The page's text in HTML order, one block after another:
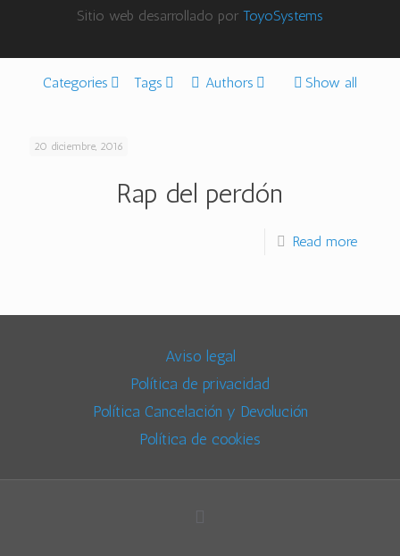
Sitio web desarrollado por ToyoSystems
Categories Tags Authors Show all
20 diciembre, 2016
Rap del perdón
Read more
Aviso legal
Política de privacidad
Política Cancelación y Devolución
Política de cookies